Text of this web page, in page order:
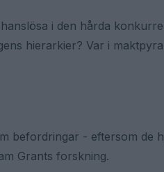
i den hårda
hierarkier? Var i
befordringar - eftersom de
Grants forskning.